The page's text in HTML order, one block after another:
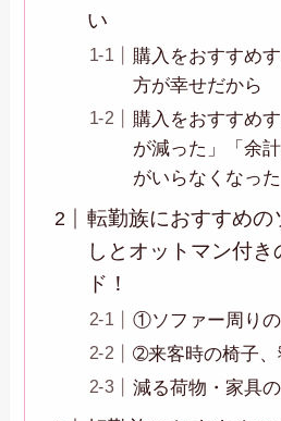
い
購入をおすすめ
方が幸せだから
購入をおすすめ
が減った」「余
がいらなくなった
転勤族におすすめの
しとオットマン付き
ド！
①ソファー周りの
➁来客時の椅子、
減る荷物・家具